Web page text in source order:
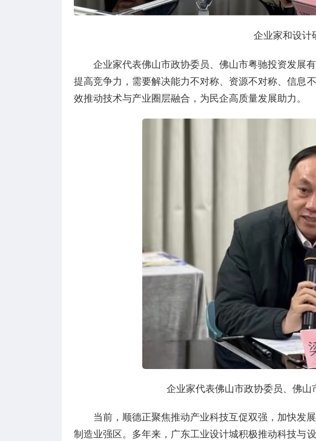
企业家和设计
企业家代表佛山市政协委员、佛山市粤驰投资发展
提高竞争力，需要解决能力不对称、资源不对称、信息
效推动技术与产业圈层融合，为民企高质量发展助力。
企业家代表佛山市政协委员、佛
当前，顺德正聚焦推动产业科技互促双强，加快发
制造业强区。多年来，广东工业设计城积极推动科技与